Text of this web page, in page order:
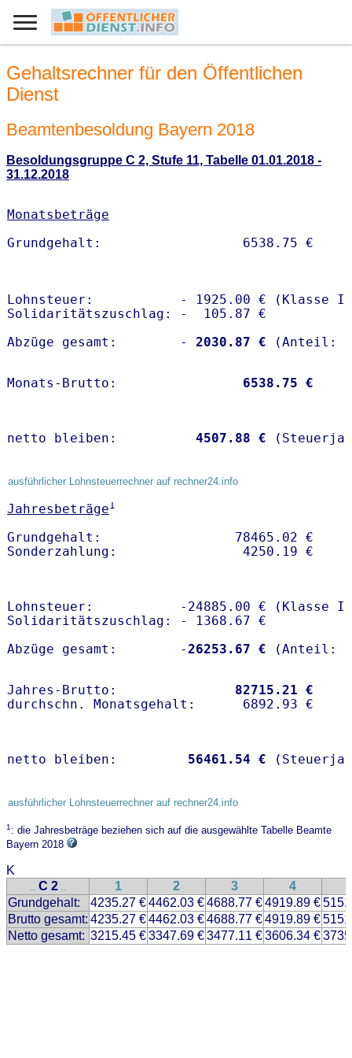
Gehaltsrechner für den Öffentlichen
Dienst
Beamtenbesoldung Bayern 2018
Besoldungsgruppe C 2, Stufe 11, Tabelle 01.01.2018 -
31.12.2018
Monatsbeträge
Lohnsteuer:           - 1925.00 € (Klasse I)
Solidaritätszuschlag: -  105.87 €
Abzüge gesamt:        -
2030.87 €
Monats-Brutto: 6538.75 €
netto bleiben: 4507.88 €
ausführlicher Lohnsteuerrechner auf rechner24.info
Jahresbeträge1
Grundgehalt:                 78465.02 €
Lohnsteuer:           -24885.00 € (Klasse I)
Solidaritätszuschlag: - 1368.67 €
Abzüge gesamt:        -26253.67 €
Jahres-Brutto: 82715.21 €
netto bleiben: 56461.54 €
ausführlicher Lohnsteuerrechner auf rechner24.info
1: die Jahresbeträge beziehen sich auf die ausgewählte Tabelle Beamte
Bayern 2018
K
.. C 2 .. 1 2 3 4
Grundgehalt:
4235.27 €4462.03 €4688.77 €4919.89 €
Brutto gesamt: 4235.27 €4462.03 €4688.77 €4919.89 €
Netto gesamt: 3215.45 €3347.69 €3477.11 €3606.34 €